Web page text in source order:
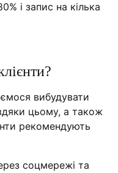
і запис на кілька
вибудувати
цьому, а також
рекомендують
соцмережі та